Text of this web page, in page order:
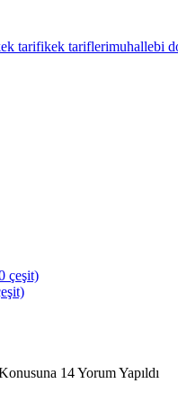
tarifikek tariflerimuhallebi
14 Yorum Yapıldı